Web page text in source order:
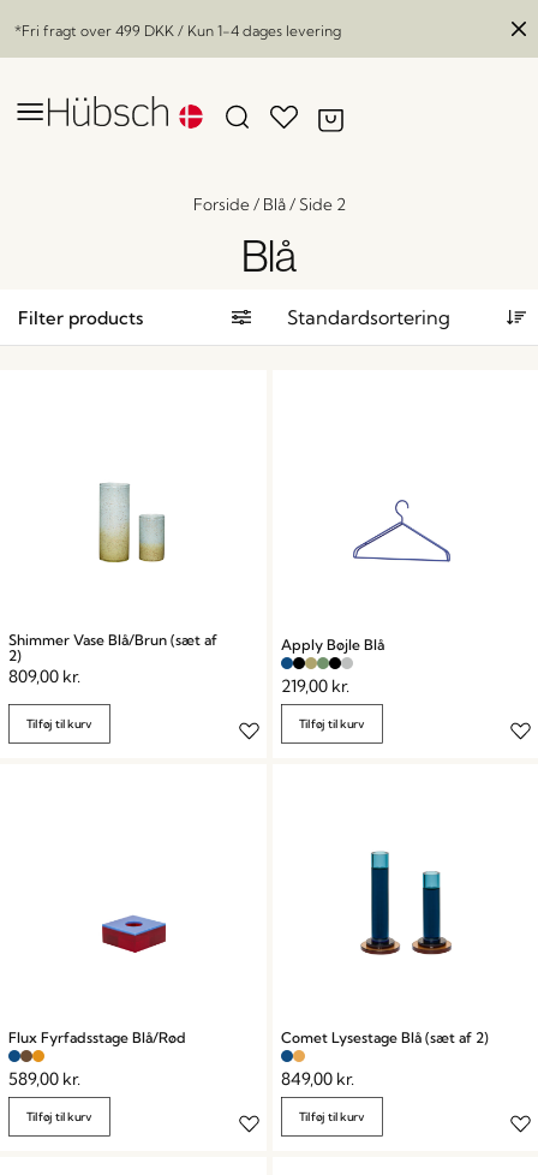
*Fri fragt over 499 DKK / Kun 1-4 dages levering
Forside/ Blå/ Side 2
Blå
Filter products
Shimmer Vase Blå/Brun (sæt af
2)
809,00 kr.
Tilføj til kurv
Apply Bøjle Blå
219,00 kr.
Tilføj til kurv
Flux Fyrfadsstage Blå/Rød
589,00 kr.
Tilføj til kurv
Comet Lysestage Blå (sæt af 2)
849,00 kr.
Tilføj til kurv